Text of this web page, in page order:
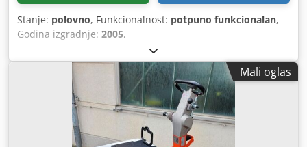
Stanje: polovno, Funkcionalnost: potpuno funkcionalan,
Godina izgradnje: 2005,
Mali oglas